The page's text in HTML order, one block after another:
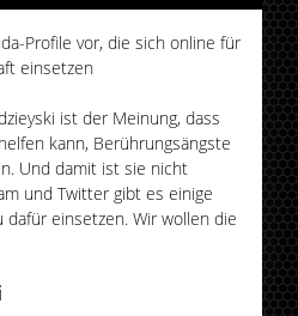
Profile vor, die sich online für
einsetzen
ist der Meinung, dass
kann, Berührungsängste
Und damit ist sie nicht
und Twitter gibt es einige
dafür einsetzen. Wir wollen die